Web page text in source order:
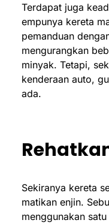
Terdapat juga
empunya kereta
pemanduan
mengurangkan
minyak. Tetapi,
kenderaan auto,
ada.
Sekiranya kereta
matikan enjin.
menggunakan